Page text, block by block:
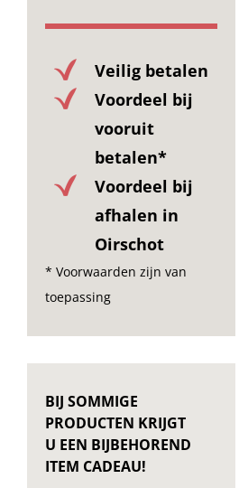
Veilig betalen
Voordeel bij
vooruit
betalen*
Voordeel bij
afhalen in
Oirschot
* Voorwaarden zijn van
toepassing
BIJ SOMMIGE
PRODUCTEN KRIJGT
U EEN BIJBEHOREND
ITEM CADEAU!